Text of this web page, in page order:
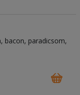
bacon paradicsom